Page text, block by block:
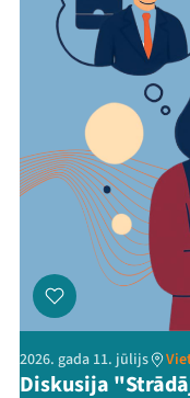
2026. gada 11. jūlijs
Diskusija